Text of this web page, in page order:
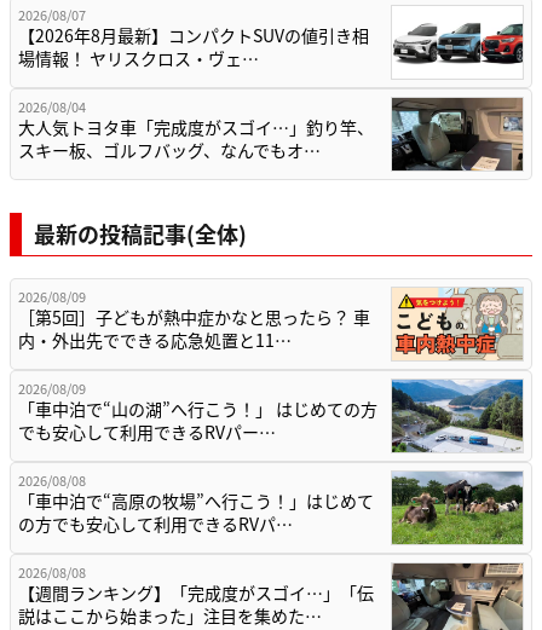
2026/08/07
【2026年8月最新】コンパクトSUVの値引き相
場情報！ ヤリスクロス・ヴェ…
2026/08/04
大人気トヨタ車「完成度がスゴイ…」釣り竿、
スキー板、ゴルフバッグ、なんでもオ…
最新の投稿記事(全体)
2026/08/09
［第5回］子どもが熱中症かなと思ったら？ 車
内・外出先でできる応急処置と11…
2026/08/09
「車中泊で“山の湖”へ行こう！」 はじめての方
でも安心して利用できるRVパー…
2026/08/08
「車中泊で“高原の牧場”へ行こう！」はじめて
の方でも安心して利用できるRVパ…
2026/08/08
【週間ランキング】「完成度がスゴイ…」「伝
説はここから始まった」注目を集めた…